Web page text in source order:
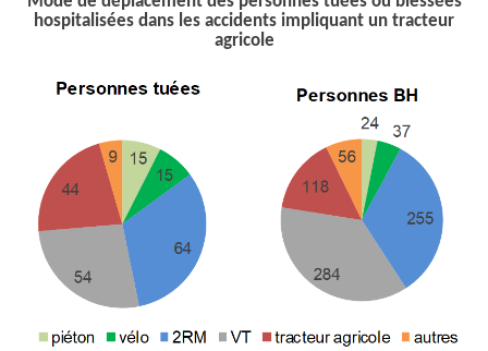
hospitalisées dans les accidents impliquant un tracteur
agricole